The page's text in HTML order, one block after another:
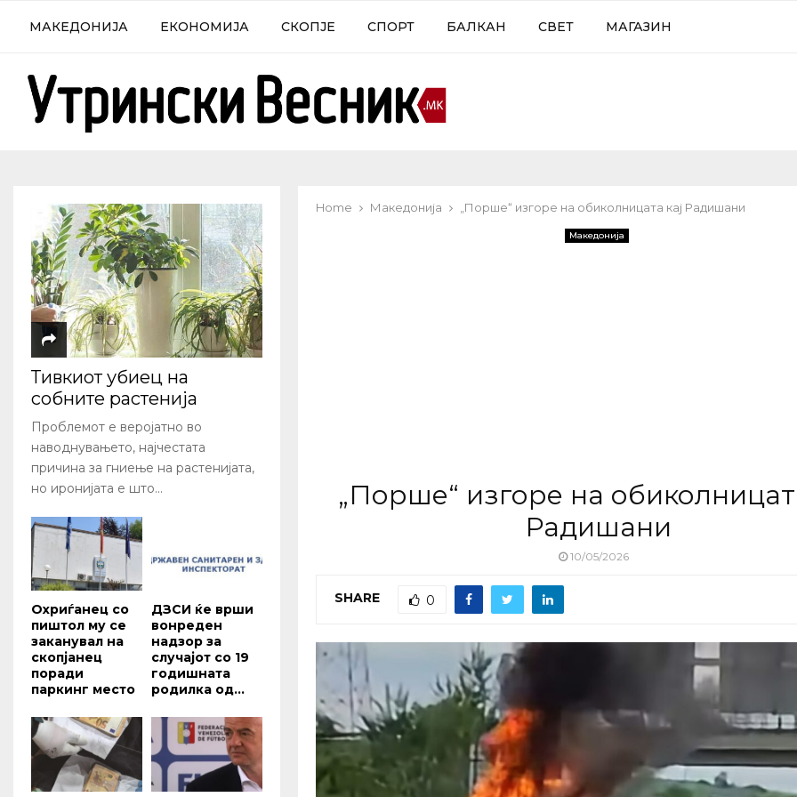
МАКЕДОНИЈА ЕКОНОМИЈА СКОПЈЕ СПОРТ БАЛКАН СВЕТ МАГАЗИН
Home Македонија „Порше“ изгоре на обиколницата кај Радишани
Македонија
„Порше“ изгоре на
Радишани
10/05/2026
SHARE 0
Тивкиот убиец на
собните растенија
Проблемот е веројатно во
наводнувањето, најчестата
причина за гниење на растенијата,
но иронијата е што...
Охриѓанец со
пиштол му се
заканувал на
скопјанец
поради
паркинг место
ДЗСИ ќе врши
вонреден
надзор за
случајот со 19
годишната
родилка од...